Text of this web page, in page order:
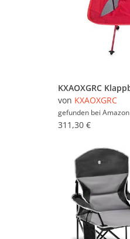
von KXAOXGRC
gefunden bei Amazon
311,30 €